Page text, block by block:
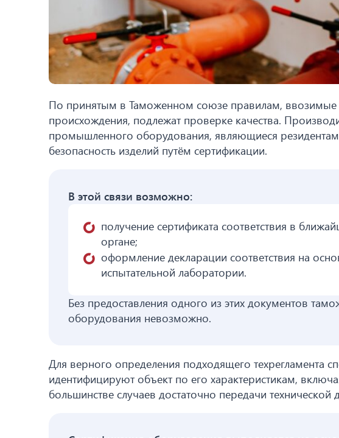
По принятым в Таможенном союзе правилам, ввозимые
происхождения, подлежат проверке качества.
промышленного оборудования, являющиеся
безопасность изделий путём сертификации.
В этой связи возможно:
получение сертификата соответствия в
органе;
оформление декларации соответствия на
испытательной лаборатории.
Без предоставления одного из этих документов
оборудования невозможно.
Для верного определения подходящего техрегламента
идентифицируют объект по его характеристикам,
большинстве случаев достаточно передачи